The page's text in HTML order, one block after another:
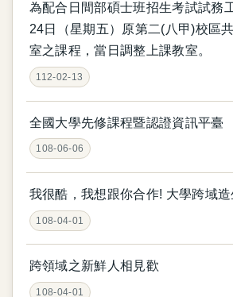
為配合日間部碩士班招生考試試務
24日（星期五）原第二(八甲)校區
室之課程，當日調整上課教室。
112-02-13
全國大學先修課程暨認證資訊平臺
108-06-06
我很酷，我想跟你合作! 大學跨域
108-04-01
跨領域之新鮮人相見歡
108-04-01